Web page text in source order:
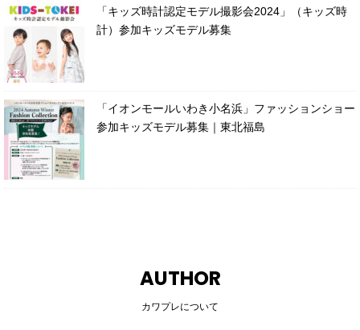
「キッズ時計認定モデル撮影会2024」（キッズ時
計）参加キッズモデル募集
「イオンモールいわき小名浜」ファッションショー
参加キッズモデル募集｜東北福島
AUTHOR
カワプレについて